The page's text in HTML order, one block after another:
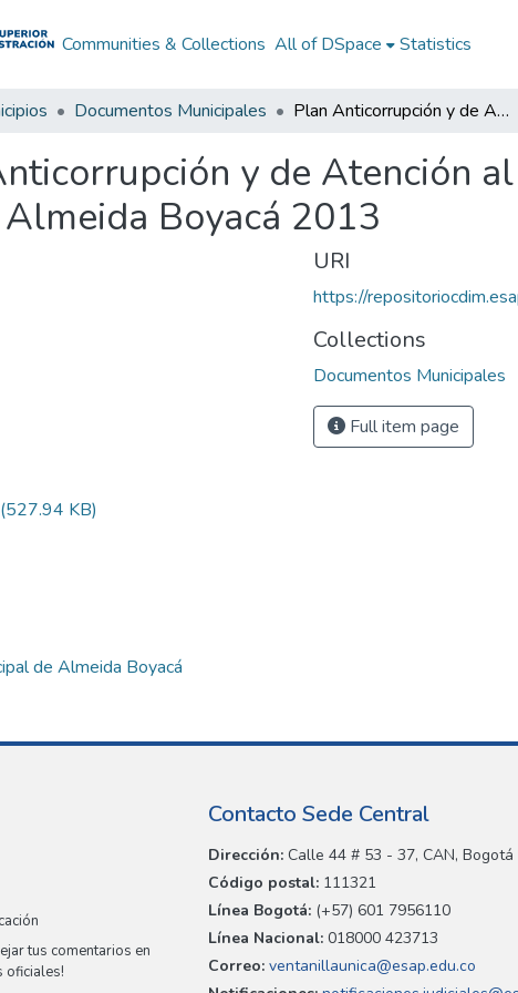
Communities & Collections All of DSpace Statistics
Documentos Municipales Plan Anticorrupción y de Atención al Ciudadano Almeida Boyacá 2013: PAAC Almeida Boyacá 2013
y de Atención
Boyacá 2013
(527.94 KB)
de Almeida Boyacá
URI
https://
Collections
Documentos Municipales
Full item page
tus comentarios en
oficiales!
Contacto Sede Central
Dirección: Calle 44 # 53 - 37, CAN, Bogotá
Código postal: 111321
Línea Bogotá: (+57) 601 7956110
Línea Nacional: 018000 423713
Correo: ventanillaunica@esap.edu.co